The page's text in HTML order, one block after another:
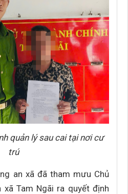
quản lý sau cai tại nơi cư
trú
an xã đã tham mưu Chủ
xã Tam Ngãi ra quyết định